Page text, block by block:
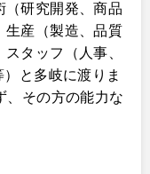
（研究開発、商品
生産（製造、品質
タッフ（人事、
と多岐に渡りま
、その方の能力な